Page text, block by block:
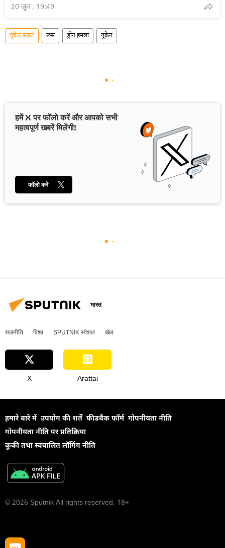
20 जून , 19:49
यूक्रेन संकट रूस ड्रोन हमला यूक्रेन
हमें X पर फॉलो करें और आपको सभी
महत्वपूर्ण खबरें मिलेंगी!
फॉलो करें
भारत
राजनीति विश्व SPUTNIK स्पेशल खेल
X Arattai
हमारे बारे में उपयोग की शर्तें फीडबैक फॉर्म गोपनीयता नीति
गोपनीयता नीति पर प्रतिक्रिया
कूकी तथा स्वचालित लॉगिंग नीति
© 2026 Sputnik All rights reserved. 18+